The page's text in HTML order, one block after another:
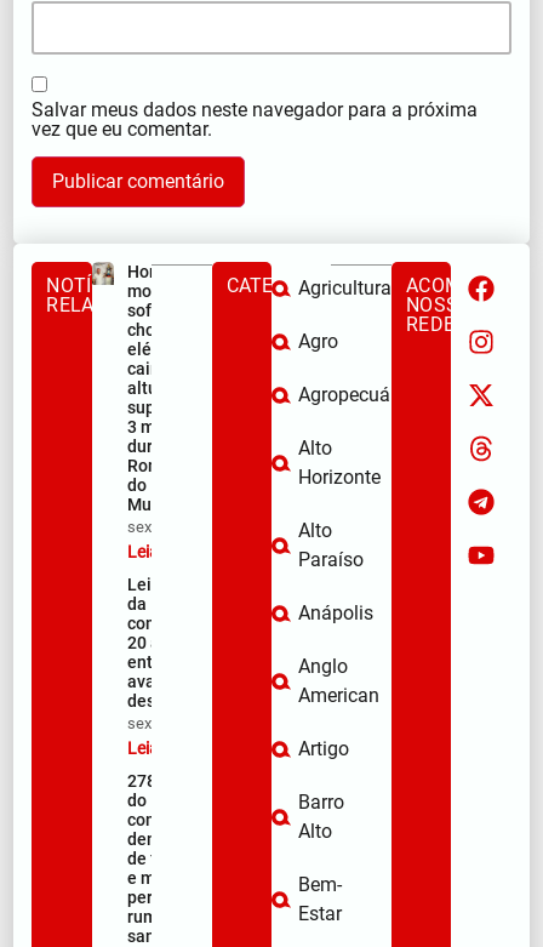
Salvar meus dados neste navegador para a próxima
vez que eu comentar.
NOTÍCIAS
RELACIONADAS
Homem
morre após
sofrer
choque
elétrico e
cair de
altura
superior a
3 metros
durante a
Romaria
do
Muquém
sex/08/2026
Leia mais »
Lei Maria
da Penha
completa
20 anos
entre
avanços e
desafios
sex/08/2026
Leia mais »
278ª Romaria
do Muquém
começa com
demonstração
de fé, emoção
e milhares de
peregrinos
rumo ao
santuário
CATEGORIASAgricultura
Agro
Agropecuária
Alto
Horizonte
Alto
Paraíso
Anápolis
Anglo
American
Artigo
Barro
Alto
Bem-
Estar
ACOMPANHE
NOSSAS
REDES